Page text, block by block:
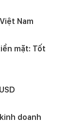
Nam
mặt: Tốt
doanh